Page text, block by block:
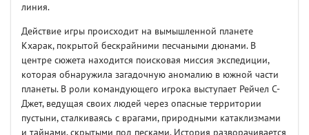
линия.
Действие игры происходит на вымышленной планете
Кхарак, покрытой бескрайними песчаными дюнами. В
центре сюжета находится поисковая миссия экспедиции,
которая обнаружила загадочную аномалию в южной части
планеты. В роли командующего игрока выступает Рейчел С-
Джет, ведущая своих людей через опасные территории
пустыни, сталкиваясь с врагами, природными катаклизмами
и тайнами, скрытыми под песками. История разворачивается